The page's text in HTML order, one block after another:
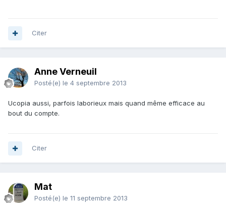
Citer
Anne Verneuil
Posté(e) le 4 septembre 2013
Ucopia aussi, parfois laborieux mais quand même efficace au
bout du compte.
Citer
Mat
Posté(e) le 11 septembre 2013